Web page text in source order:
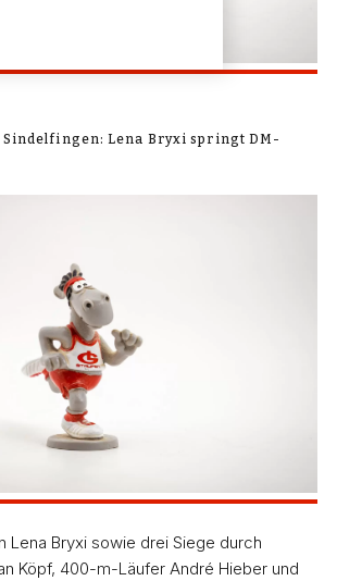
Lena Bryxi springt DM-
Lena Bryxi sowie drei Siege durch
Köpf, 400-m-Läufer André Hieber und